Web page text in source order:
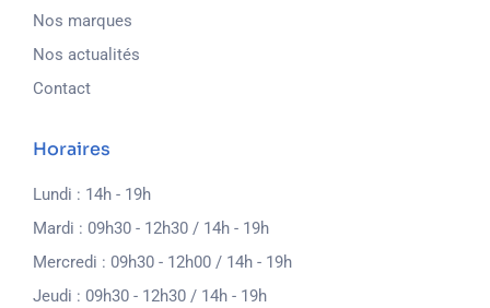
Nos marques
Nos actualités
Contact
Horaires
Lundi : 14h - 19h
Mardi : 09h30 - 12h30 / 14h - 19h
Mercredi : 09h30 - 12h00 / 14h - 19h
Jeudi : 09h30 - 12h30 / 14h - 19h